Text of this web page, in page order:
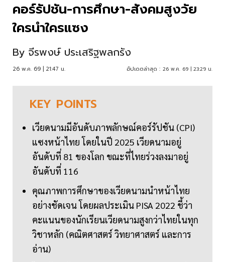
คอร์รัปชัน-การศึกษา-สังคมสูงวัย
ใครนำใครแซง
By จีรพงษ์ ประเสริฐพลกรัง
26 พ.ค. 69 | 21:47 น. อัปเดตล่าสุด : 26 พ.ค. 69 | 23:29 น.
KEY POINTS
เวียดนามมีอันดับภาพลักษณ์คอร์รัปชัน (CPI)
แซงหน้าไทย โดยในปี 2025 เวียดนามอยู่
อันดับที่ 81 ของโลก ขณะที่ไทยร่วงลงมาอยู่
อันดับที่ 116
คุณภาพการศึกษาของเวียดนามนำหน้าไทย
อย่างชัดเจน โดยผลประเมิน PISA 2022 ชี้ว่า
คะแนนของนักเรียนเวียดนามสูงกว่าไทยในทุก
วิชาหลัก (คณิตศาสตร์ วิทยาศาสตร์ และการ
อ่าน)